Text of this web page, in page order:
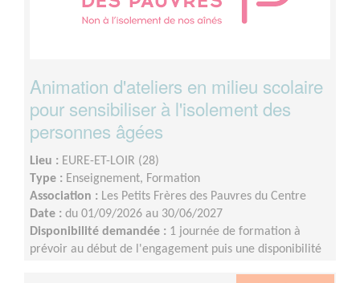
Animation d'ateliers en milieu scolaire
pour sensibiliser à l'isolement des
personnes âgées
Lieu : EURE-ET-LOIR (28)
Type : Enseignement, Formation
Association : Les Petits Frères des Pauvres du Centre
Date : du 01/09/2026 au 30/06/2027
Disponibilité demandée : 1 journée de formation à
prévoir au début de l'engagement puis une disponibilité